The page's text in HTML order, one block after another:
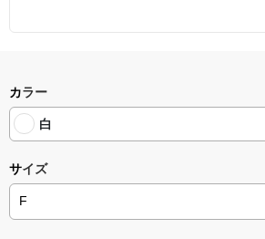
カラー
白
サイズ